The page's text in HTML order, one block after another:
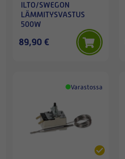
ILTO/SWEGON
LÄMMITYSVASTUS
500W
89,90 €
Varastossa